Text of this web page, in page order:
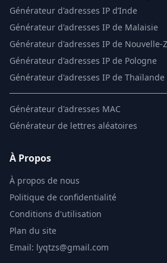
Générateur d'adresses IP d’Inde
Générateur d'adresses IP de Malaisie
Générateur d'adresses IP de Nouvelle-
Générateur d'adresses IP de Pologne
Générateur d'adresses IP de Thaïlande
Générateur d'adresses MAC
Générateur de lettres aléatoires
À Propos
À propos de nous
Politique de confidentialité
Conditions d'utilisation
Plan du site
Email: lyqtzs@gmail.com